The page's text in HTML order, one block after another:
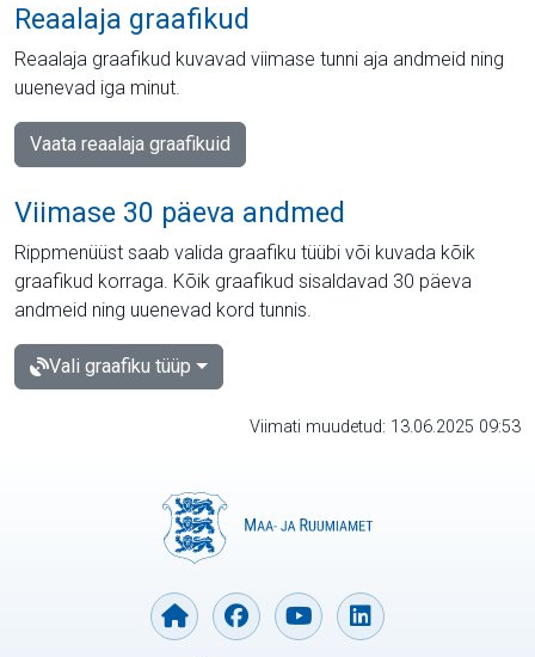
Reaalaja graafikud
Reaalaja graafikud kuvavad viimase tunni aja andmeid ning
uuenevad iga minut.
Vaata reaalaja graafikuid
Viimase 30 päeva andmed
Rippmenüüst saab valida graafiku tüübi või kuvada kõik
graafikud korraga. Kõik graafikud sisaldavad 30 päeva
andmeid ning uuenevad kord tunnis.
Vali graafiku tüüp
Viimati muudetud: 13.06.2025 09:53